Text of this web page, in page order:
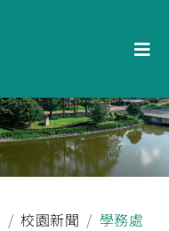
校園新聞 學務處